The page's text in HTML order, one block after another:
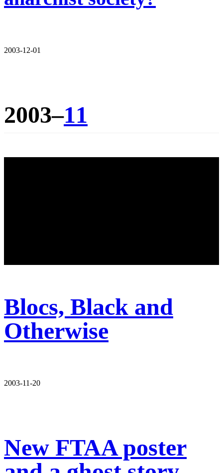
2003-12-01
2003–11
Blocs, Black and
Otherwise
2003-11-20
New FTAA poster